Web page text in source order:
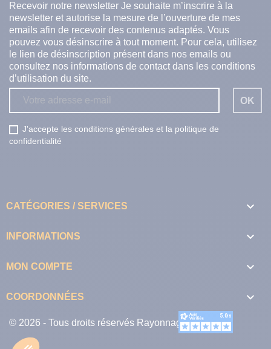
Recevoir notre newsletter Je souhaite m’inscrire à la
newsletter et autorise la mesure de l’ouverture de mes
emails afin de recevoir des contenus adaptés. Vous
pouvez vous désinscrire à tout moment. Pour cela, utilisez
le lien de désinscription présent dans nos emails ou
consultez nos informations de contact dans les conditions
d’utilisation du site.
J'accepte les conditions générales et la politique de
confidentialité
CATÉGORIES / SERVICES 
INFORMATIONS 
MON COMPTE 
COORDONNÉES 
© 2026 - Tous droits réservés Rayonnage Stock